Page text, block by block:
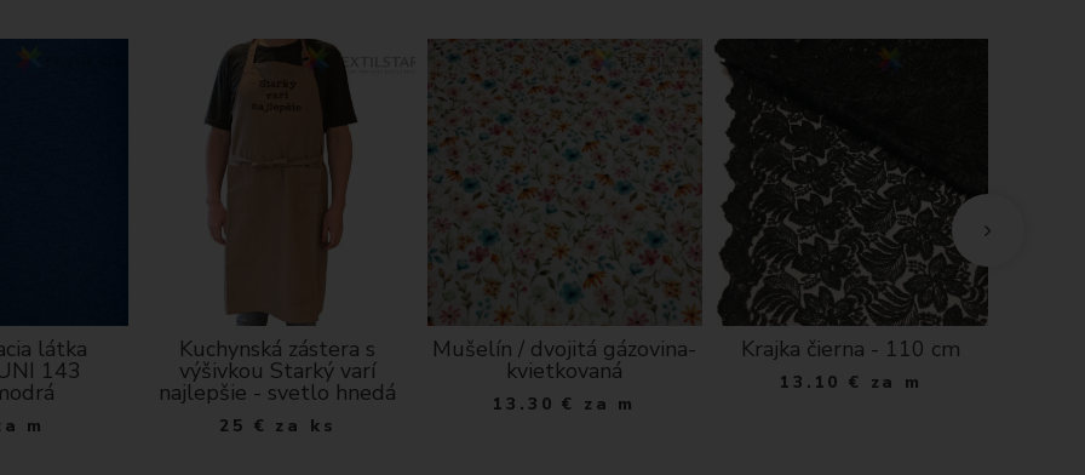
látka
143
m
Kuchynská zástera s
výšivkou Starký varí
najlepšie - svetlo hnedá
25 € za ks
Mušelín / dvojitá gázovina-
kvietkovaná
13.30 € za m
Krajka čierna - 110 cm
13.10 € za m